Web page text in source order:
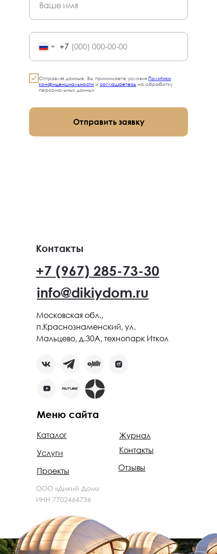
+7
Отправляя данные, Вы принимаете условия Политики
конфиденциальности ​​​​​ и соглашаетесь на обработку
персональных данных
Отправить заявку
+7 (967) 285-73-30
info@dikiydom.ru
Московская обл.,
п.Краснознаменский, ул.
Мальцево, д.30А, технопарк Иткол
Меню сайта
Каталог
Услуги
Проекты
Журнал
Отзывы
Контакты
Контакты
ООО «Дикий Дом»
ИНН 7702464736